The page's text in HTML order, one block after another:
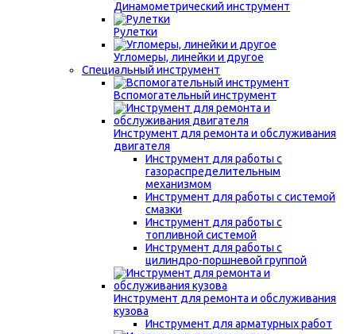
Динамометрический инструмент
Рулетки
Угломеры, линейки и другое
Специальный инструмент
Вспомогательный инструмент
Инструмент для ремонта и обслуживания
двигателя
Инструмент для работы с
газораспределительным
механизмом
Инструмент для работы с системой
смазки
Инструмент для работы с
топливной системой
Инструмент для работы с
цилиндро-поршневой группой
Инструмент для ремонта и обслуживания
кузова
Инструмент для арматурных работ